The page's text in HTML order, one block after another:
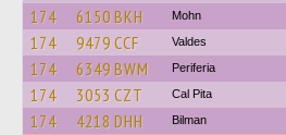
174 6150 BKH Mohn
174 9479 CCF Valdes
174 6349 BWM Periferia
174 3053 CZT Cal Pita
174 4218 DHH Bilman